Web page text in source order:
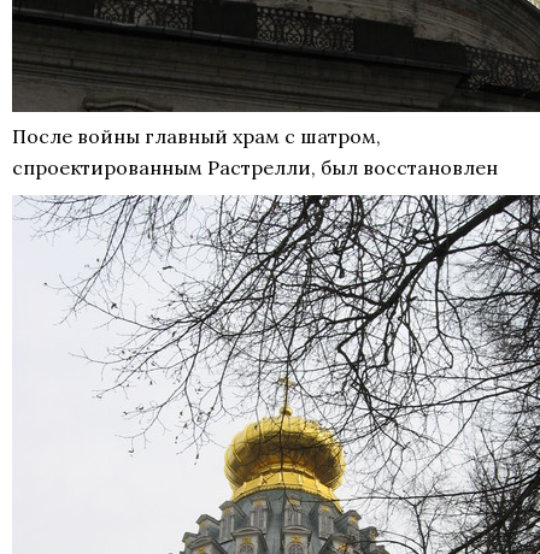
После войны главный храм с шатром,
спроектированным Растрелли, был восстановлен